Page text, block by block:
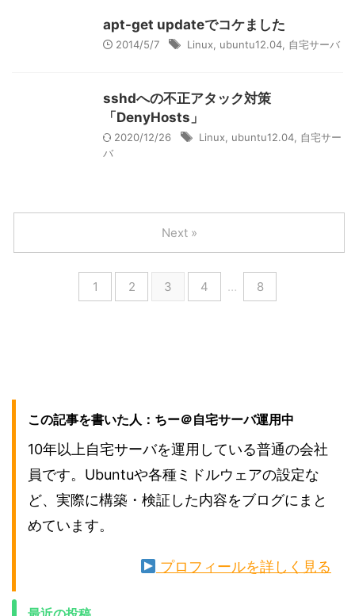
apt-get updateでコケました
2014/5/7 Linux ubuntu12.04 自宅サーバ
sshdへの不正アタック対策
「DenyHosts」
2020/12/26 Linux ubuntu12.04 自宅サー
バ
1 2 3 4 … 8
Next »
この記事を書いた人：ちー＠自宅サーバ運用中
10年以上自宅サーバを運用している普通の会社
員です。Ubuntuや各種ミドルウェアの設定な
ど、実際に構築・検証した内容をブログにまと
めています。
プロフィールを詳しく見る